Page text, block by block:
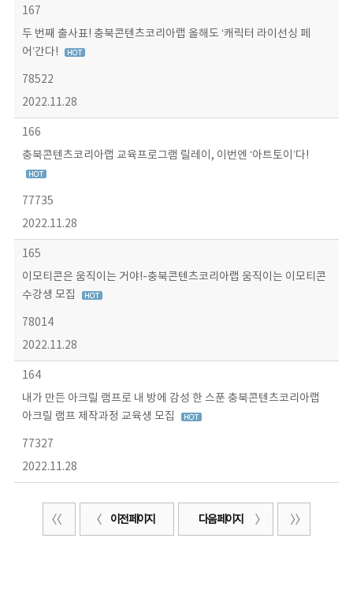
167
두 번째 출사표! 충북콘텐츠코리아랩 올해도 ‘캐릭터 라이선싱 페
어’간다!
78522
2022.11.28
166
충북콘텐츠코리아랩 교육프로그램 릴레이, 이번엔 ‘아트토이’다!
77735
2022.11.28
165
이모티콘은 움직이는 거야!-충북콘텐츠코리아랩 움직이는 이모티콘
수강생 모집
78014
2022.11.28
164
내가 만든 아크릴 램프로 내 방에 감성 한 스푼 충북콘텐츠코리아랩
아크릴 램프 제작과정 교육생 모집
77327
2022.11.28
이전 페이지 다음 페이지